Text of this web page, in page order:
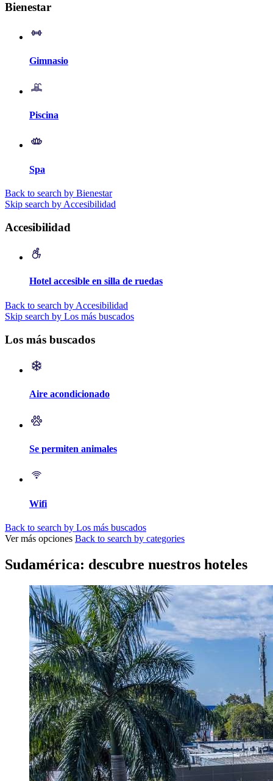
Bienestar
Gimnasio
Piscina
Spa
Back to search by Bienestar
Skip search by Accesibilidad
Accesibilidad
Hotel accesible en silla de ruedas
Back to search by Accesibilidad
Skip search by Los más buscados
Los más buscados
Aire acondicionado
Se permiten animales
Wifi
Back to search by Los más buscados
Ver más opciones Back to search by categories
Sudamérica: descubre nuestros hoteles